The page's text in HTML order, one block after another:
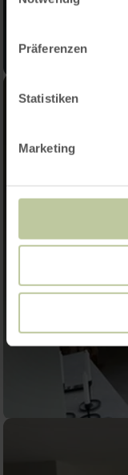
Präferenzen
Statistiken
Marketing